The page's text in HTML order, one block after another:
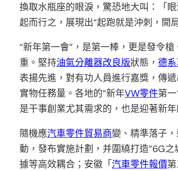
換取水瓶座的眼淚，驚恐地大叫：「
起而行之，展現出“起跑就是沖刺，開
“新年第一會”，是第一棒，更是發令
重。堅持油氣分離器改良版狀態， 德
表揚先進，對有功人員進行嘉獎，傳
實物任務量。各地的“新年VW零件第
是干事創業尤其需求的，也是迎著新
隨機應汽車零件貿易商變、精準落子
動，發布實施計劃，并圍繞打造“6G之
據等高效耦合；安徽「汽車零件報價